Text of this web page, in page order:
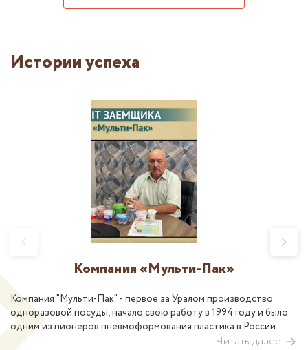
Истории успеха
Компания «Мульти-Пак»
Компания "Мульти-Пак" - первое за Уралом производство
одноразовой посуды, начало свою работу в 1994 году и было
одним из пионеров пневмоформования пластика в России.
Читать далее